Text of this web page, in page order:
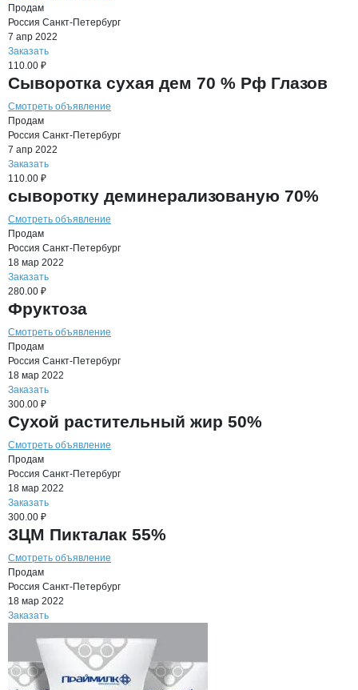
Продам
Россия Санкт-Петербург
7 апр 2022
Заказать
110.00 ₽
Сыворотка сухая дем 70 % Рф Глазов
Смотреть объявление
Продам
Россия Санкт-Петербург
7 апр 2022
Заказать
110.00 ₽
сыворотку деминерализованую 70%
Смотреть объявление
Продам
Россия Санкт-Петербург
18 мар 2022
Заказать
280.00 ₽
Фруктоза
Смотреть объявление
Продам
Россия Санкт-Петербург
18 мар 2022
Заказать
300.00 ₽
Сухой растительный жир 50%
Смотреть объявление
Продам
Россия Санкт-Петербург
18 мар 2022
Заказать
300.00 ₽
ЗЦМ Пикталак 55%
Смотреть объявление
Продам
Россия Санкт-Петербург
18 мар 2022
Заказать